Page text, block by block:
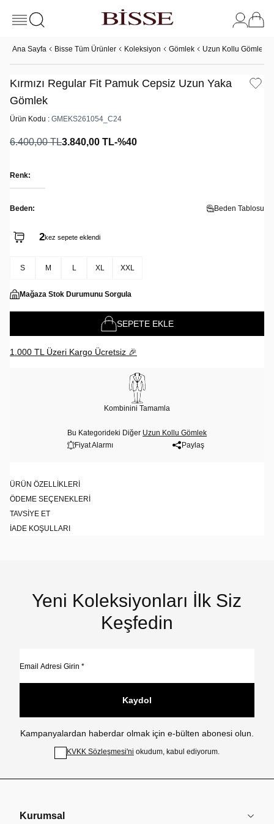
Ana Sayfa Bisse Tüm Ürünler Koleksiyon Gömlek Uzun Kollu Gömlek
Kırmızı Regular Fit Pamuk Cepsiz Uzun Yaka
Gömlek
Ürün Kodu : GMEKS261054_C24
6.400,00TL3.840,00 TL-%40
Renk:
Beden: Beden Tablosu
2kez sepete eklendi
S M L XL XXL
Mağaza Stok Durumunu Sorgula
SEPETE EKLE
1.000 TL Üzeri Kargo Ücretsiz 🎉
Kombinini Tamamla
Bu Kategorideki Diğer Uzun Kollu Gömlek
Fiyat Alarmı
Paylaş
ÜRÜN ÖZELLIKLERI
ÖDEME SEÇENEKLERI
TAVSIYE ET
İADE KOŞULLARI
Yeni Koleksiyonları İlk Siz
Keşfedin
Kaydol
Kampanyalardan haberdar olmak için e-bülten abonesi olun.
KVKK Sözleşmesi'ni okudum, kabul ediyorum.
Kurumsal